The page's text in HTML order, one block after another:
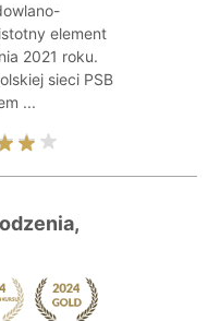
element
2021 roku.
sieci PSB
...